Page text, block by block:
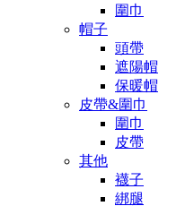
圍巾
帽子
頭帶
遮陽帽
保暖帽
皮帶&圍巾
圍巾
皮帶
其他
襪子
綁腿